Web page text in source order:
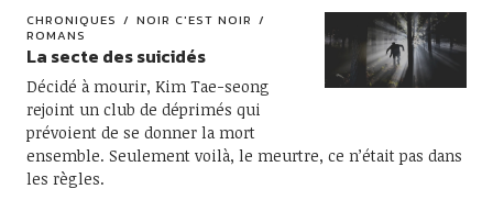
CHRONIQUES
NOIR C'EST NOIR
ROMANS
La secte des suicidés
Décidé à mourir, Kim Tae-seong
rejoint un club de déprimés qui
prévoient de se donner la mort
ensemble. Seulement voilà, le meurtre, ce n’était pas dans
les règles.